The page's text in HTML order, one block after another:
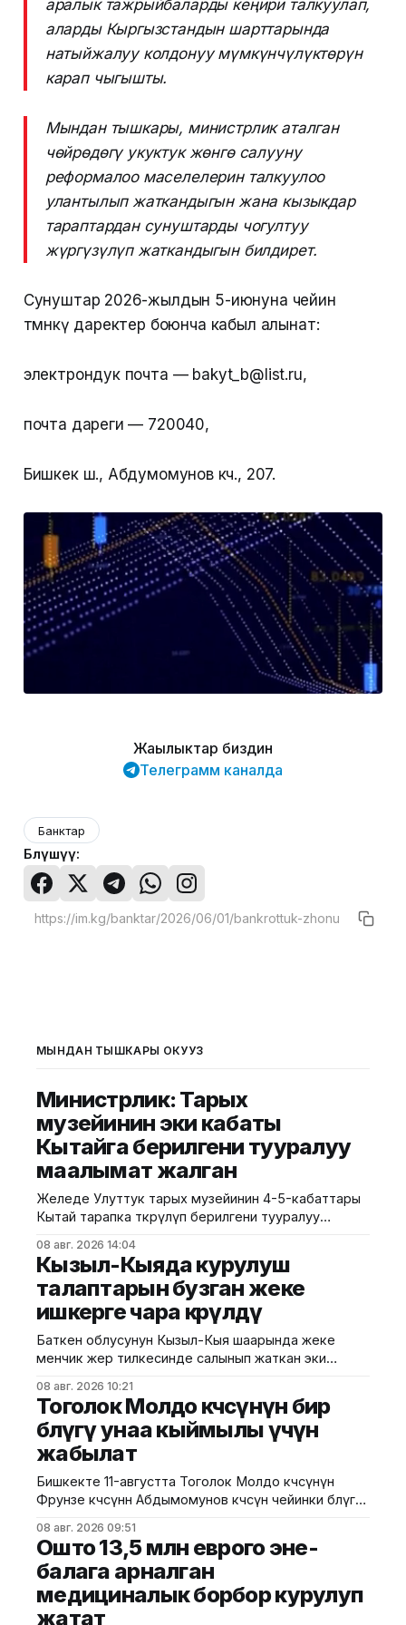
аралык тажрыйбаларды кеңири талкуулап,
аларды Кыргызстандын шарттарында
натыйжалуу колдонуу мүмкүнчүлүктөрүн
карап чыгышты.
Мындан тышкары, министрлик аталган
чөйрөдөгү укуктук жөнгө салууну
реформалоо маселелерин талкуулоо
улантылып жаткандыгын жана кызыкдар
тараптардан сунуштарды чогултуу
жүргүзүлүп жаткандыгын билдирет.
Сунуштар 2026-жылдын 5-июнуна чейин
төмөнкү даректер боюнча кабыл алынат:
электрондук почта — bakyt_b@list.ru,
почта дареги — 720040,
Бишкек ш., Абдумомунов көч., 207.
Жаңылыктар биздин
Телеграмм каналда
Банктар
Бөлүшүү:
МЫНДАН ТЫШКАРЫ ОКУҢУЗ
Министрлик: Тарых
музейинин эки кабаты
Кытайга берилгени тууралуу
маалымат жалган
Желеде Улуттук тарых музейинин 4-5-кабаттары
Кытай тарапка өткөрүлүп берилгени тууралуу
Маданият, маалымат жана жаштар саясаты
министрлиги билдирди. Министрликтин
маалыматына караганда, музейдин эч бир бөлүгү
чет өлкөлүк мекемелерге менчикке, ижарага же
туруктуу пайдаланууга берилген эмес.
Белгилегендей, “Гармония сулуулукту жаратат:
Байыркы Кытай цивилизациясынын көркөм өнөр
08 авг. 2026 14:04
Кызыл-Кыяда курулуш
талаптарын бузган жеке
ишкерге чара көрүлдү
Баткен облусунун Кызыл-Кыя шаарында жеке
менчик жер тилкесинде салынып жаткан эки
бузуулар аныкталды. Бул тууралуу Курулуш,
архитектура жана турак жай-коммуналдык чарба
министрлигинин басма сөз кызматы билдирди.
Маалыматка ылайык, Кулатов көчөсүндө жайгашкан
жана долбоордук документтер таризделбестен
жүргүзүлгөн. Жер казууда
08 авг. 2026 10:21
Тоголок Молдо көчөсүнүн бир
бөлүгү унаа кыймылы үчүн
жабылат
Бишкекте 11-августта Тоголок Молдо көчөсүнүн
Фрунзе көчөсүнөн Абдымомунов көчөсүнө чейинки бөлүгү
мэриясынын билдиришкендей, аталган тилкеде
бул убакта курулуш иштери жүргүзүлөт. Ал эми
Фрунзе жана Панфилов көчөлөрүнүн кесилиши
кайрадан унаалар үчүн ачылат. Мэрия
айдоочуларды жол кыймылындагы убактылуу
08 авг. 2026 09:51
Ошто 13,5 млн еврого эне-
балага арналган
медициналык борбор курулуп
жатат